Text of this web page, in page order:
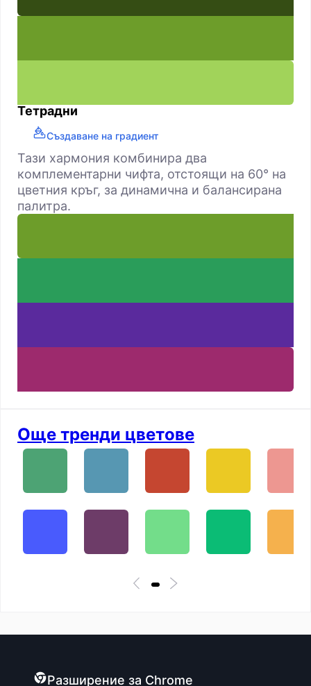
Тетрадни
Създаване на градиент
Тази хармония комбинира два
комплементарни чифта, отстоящи на 60° на
цветния кръг, за динамична и балансирана
палитра.
Още тренди цветове
Разширение за Chrome